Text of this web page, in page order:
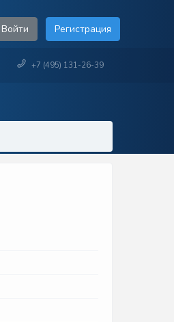
Войти Регистрация
+7 (495) 131-26-39